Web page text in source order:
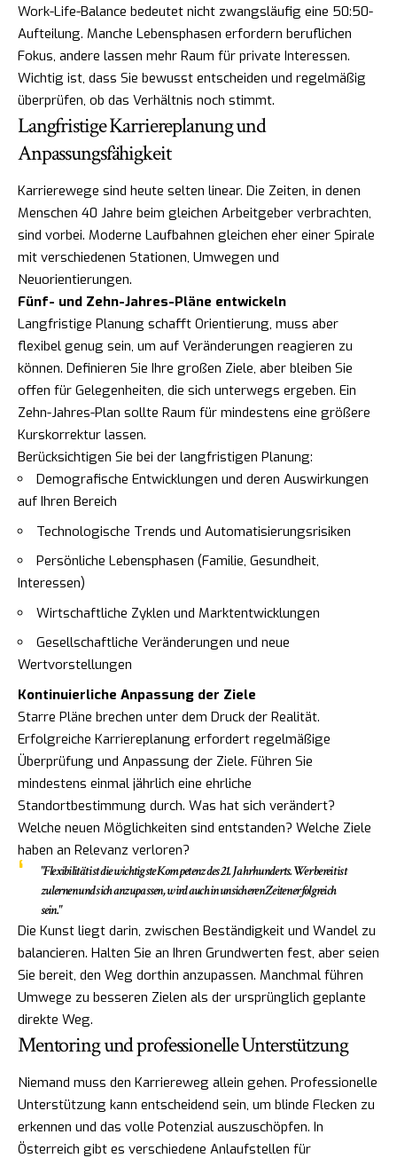
Work-Life-Balance bedeutet nicht zwangsläufig eine 50:50-
Aufteilung. Manche Lebensphasen erfordern beruflichen
Fokus, andere lassen mehr Raum für private Interessen.
Wichtig ist, dass Sie bewusst entscheiden und regelmäßig
überprüfen, ob das Verhältnis noch stimmt.
Langfristige Karriereplanung und
Anpassungsfähigkeit
Karrierewege sind heute selten linear. Die Zeiten, in denen
Menschen 40 Jahre beim gleichen Arbeitgeber verbrachten,
sind vorbei. Moderne Laufbahnen gleichen eher einer Spirale
mit verschiedenen Stationen, Umwegen und
Neuorientierungen.
Fünf- und Zehn-Jahres-Pläne entwickeln
Langfristige Planung schafft Orientierung, muss aber
flexibel genug sein, um auf Veränderungen reagieren zu
können. Definieren Sie Ihre großen Ziele, aber bleiben Sie
offen für Gelegenheiten, die sich unterwegs ergeben. Ein
Zehn-Jahres-Plan sollte Raum für mindestens eine größere
Kurskorrektur lassen.
Berücksichtigen Sie bei der langfristigen Planung:
Demografische Entwicklungen und deren Auswirkungen
auf Ihren Bereich
Technologische Trends und Automatisierungsrisiken
Persönliche Lebensphasen (Familie, Gesundheit,
Interessen)
Wirtschaftliche Zyklen und Marktentwicklungen
Gesellschaftliche Veränderungen und neue
Wertvorstellungen
Kontinuierliche Anpassung der Ziele
Starre Pläne brechen unter dem Druck der Realität.
Erfolgreiche Karriereplanung erfordert regelmäßige
Überprüfung und Anpassung der Ziele. Führen Sie
mindestens einmal jährlich eine ehrliche
Standortbestimmung durch. Was hat sich verändert?
Welche neuen Möglichkeiten sind entstanden? Welche Ziele
haben an Relevanz verloren?
"Flexibilität ist die wichtigste Kompetenz des 21. Jahrhunderts. Wer bereit ist
zu lernen und sich anzupassen, wird auch in unsicheren Zeiten erfolgreich
sein."
Die Kunst liegt darin, zwischen Beständigkeit und Wandel zu
balancieren. Halten Sie an Ihren Grundwerten fest, aber seien
Sie bereit, den Weg dorthin anzupassen. Manchmal führen
Umwege zu besseren Zielen als der ursprünglich geplante
direkte Weg.
Mentoring und professionelle Unterstützung
Niemand muss den Karriereweg allein gehen. Professionelle
Unterstützung kann entscheidend sein, um blinde Flecken zu
erkennen und das volle Potenzial auszuschöpfen. In
Österreich gibt es verschiedene Anlaufstellen für